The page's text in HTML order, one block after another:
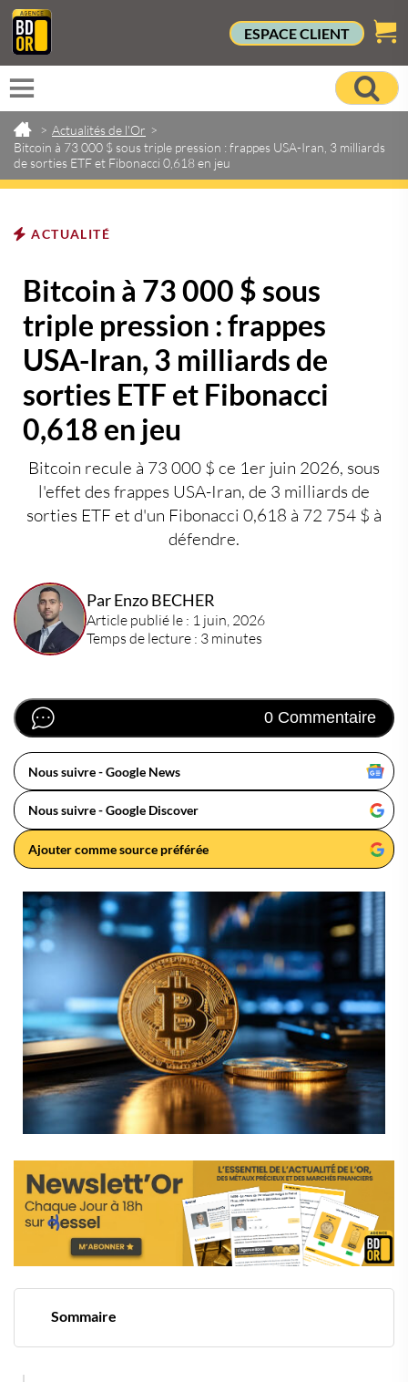
ESPACE CLIENT
> Actualités de l'Or >
Bitcoin à 73 000 $ sous triple pression : frappes USA-Iran, 3 milliards
de sorties ETF et Fibonacci 0,618 en jeu
ACTUALITÉ
Bitcoin à 73 000 $ sous
triple pression : frappes
USA-Iran, 3 milliards de
sorties ETF et Fibonacci
0,618 en jeu
Bitcoin recule à 73 000 $ ce 1er juin 2026, sous
l'effet des frappes USA-Iran, de 3 milliards de
sorties ETF et d'un Fibonacci 0,618 à 72 754 $ à
défendre.
Par Enzo BECHER
Article publié le : 1 juin, 2026
Temps de lecture : 3 minutes
0 Commentaire
Nous suivre - Google News
Nous suivre - Google Discover
Ajouter comme source préférée
Sommaire